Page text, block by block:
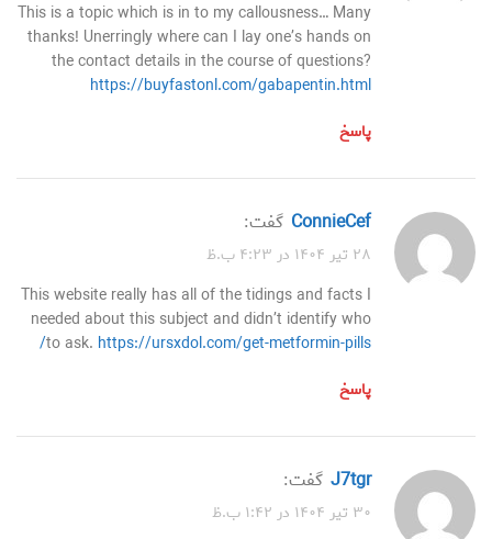
This is a topic which is in to my callousness… Many
thanks! Unerringly where can I lay one’s hands on
the contact details in the course of questions?
https://buyfastonl.com/gabapentin.html
پاسخ
ConnieCef گفت:
۲۸ تیر ۱۴۰۴ در ۴:۲۳ ب.ظ
This website really has all of the tidings and facts I
needed about this subject and didn’t identify who
to ask. https://ursxdol.com/get-metformin-pills/
پاسخ
j7tgr گفت:
۳۰ تیر ۱۴۰۴ در ۱:۴۲ ب.ظ